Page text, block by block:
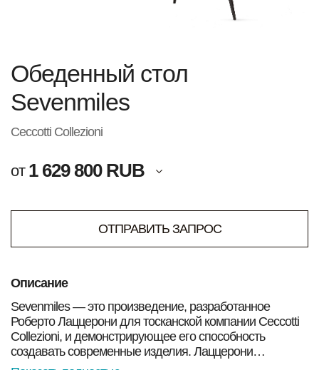
Обеденный стол
Sevenmiles
Ceccotti Collezioni
от 1 629 800 RUB
ОТПРАВИТЬ ЗАПРОС
Описание
Sevenmiles — это произведение, разработанное
Роберто Лаццерони для тосканской компании Ceccotti
Collezioni, и демонстрирующее его способность
создавать современные изделия. Лаццерони
переосмысливает философию архитектора Ико